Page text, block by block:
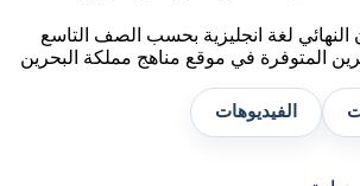
لغة انجليزية بحسب الصف التاسع
المتوفرة في موقع مناهج مملكة البحرين
الفيديوهات